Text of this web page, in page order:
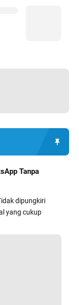
Tanpa
dipungkiri
yang cukup